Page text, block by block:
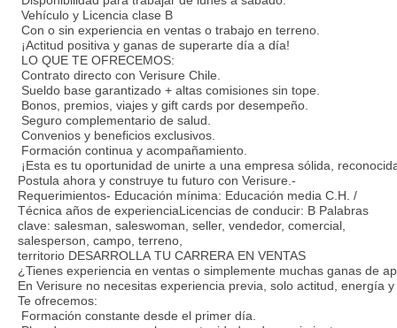
Vehículo y Licencia clase B
Con o sin experiencia en ventas o trabajo en terreno.
¡Actitud positiva y ganas de superarte día a día!
LO QUE TE OFRECEMOS:
Contrato directo con Verisure Chile.
Sueldo base garantizado + altas comisiones sin tope.
Bonos, premios, viajes y gift cards por desempeño.
Seguro complementario de salud.
Convenios y beneficios exclusivos.
Formación continua y acompañamiento.
¡Esta es tu oportunidad de unirte a una empresa sólida,
Postula ahora y construye tu futuro con Verisure.-
Requerimientos- Educación mínima: Educación media C.H. /
Técnica años de experienciaLicencias de conducir: B Palabras
clave: salesman, saleswoman, seller, vendedor, comercial,
salesperson, campo, terreno,
territorio DESARROLLA TU CARRERA EN VENTAS
¿Tienes experiencia en ventas o simplemente muchas ganas de
En Verisure no necesitas experiencia previa, solo actitud, energía
Te ofrecemos:
Formación constante desde el primer día.